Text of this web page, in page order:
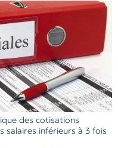
des cotisations
salaires inférieurs à 3 fois